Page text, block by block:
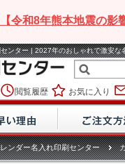
【令和8年熊本地震の影
ンター | 2027年のおしゃれで激安な
閲覧履歴 お気に入り
ンダー名入れ印刷センター